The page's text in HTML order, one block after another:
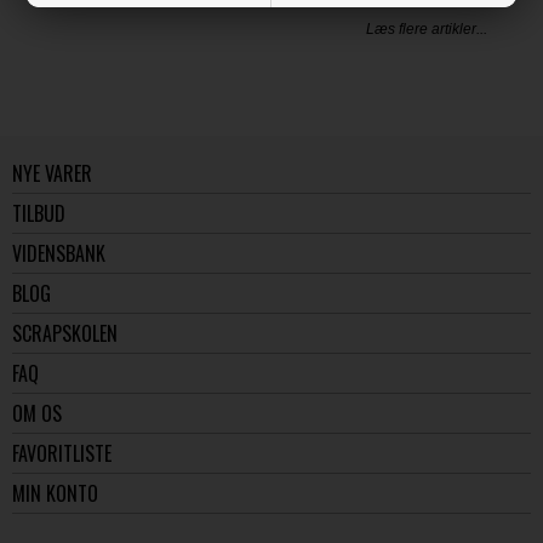
Læs flere artikler...
NYE VARER
TILBUD
VIDENSBANK
BLOG
SCRAPSKOLEN
FAQ
OM OS
FAVORITLISTE
MIN KONTO